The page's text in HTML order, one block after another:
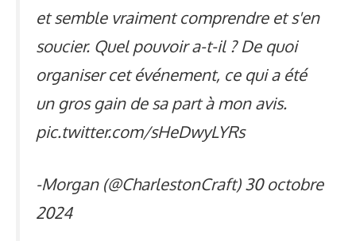
et semble vraiment comprendre et s'en
soucier. Quel pouvoir a-t-il ? De quoi
organiser cet événement, ce qui a été
un gros gain de sa part à mon avis.
pic.twitter.com/sHeDwyLYRs
-Morgan (@CharlestonCraft)30 octobre
2024